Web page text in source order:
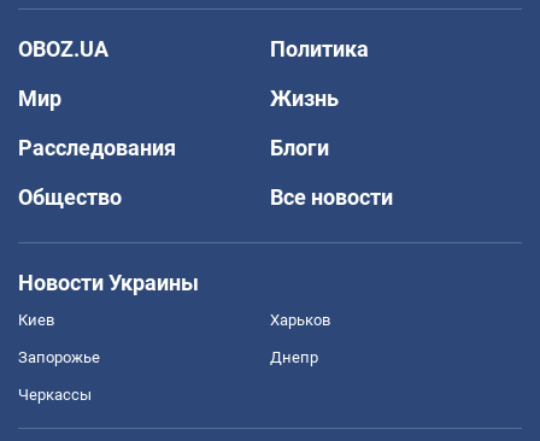
OBOZ.UA
Политика
Мир
Жизнь
Расследования
Блоги
Общество
Все новости
Новости Украины
Киев Харьков
Запорожье Днепр
Черкассы